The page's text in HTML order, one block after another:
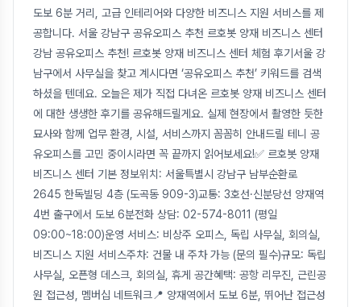
도보 6분 거리, 고급 인테리어와 다양한 비즈니스 지원 서비스를 제
공합니다. 서울 강남구 공유오피스 추천 르호봇 양재 비즈니스 센터
강남 공유오피스 추천! 르호봇 양재 비즈니스 센터 체험 후기서울 강
남구에서 사무실을 찾고 계시다면 ‘공유오피스 추천’ 키워드를 검색
하셨을 텐데요. 오늘은 제가 직접 다녀온 르호봇 양재 비즈니스 센터
에 대한 생생한 후기를 공유해드릴게요. 실제 현장에서 촬영한 듯한
묘사와 함께 업무 환경, 시설, 서비스까지 꼼꼼히 안내드릴 테니 공
유오피스를 고민 중이시라면 꼭 끝까지 읽어보세요!✅ 르호봇 양재
비즈니스 센터 기본 정보위치: 서울특별시 강남구 남부순환로
2645 한독빌딩 4층 (도곡동 909-3)교통: 3호선·신분당선 양재역
4번 출구에서 도보 6분전화 상담: 02-574-8011 (평일
09:00~18:00)운영 서비스: 비상주 오피스, 독립 사무실, 회의실,
비즈니스 지원 서비스주차: 건물 내 주차 가능 (문의 필수)규모: 독립
사무실, 오픈형 데스크, 회의실, 휴게 공간혜택: 공항 리무진, 근린공
원 접근성, 멤버십 네트워크📍 양재역에서 도보 6분, 뛰어난 접근성